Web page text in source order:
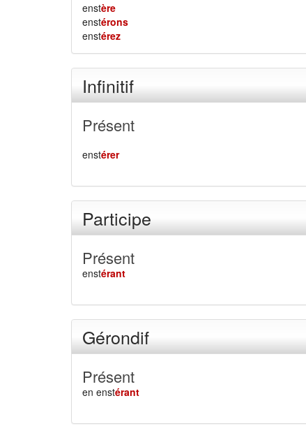
enstère
enstérons
enstérez
Infinitif
Présent
enstérer
Participe
Présent
enstérant
Gérondif
Présent
en enstérant